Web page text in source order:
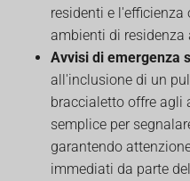
residenti e l'efficienza
ambienti di residenza
Avvisi di emergenza
all'inclusione di un
braccialetto offre agli
semplice per
garantendo
immediati da parte